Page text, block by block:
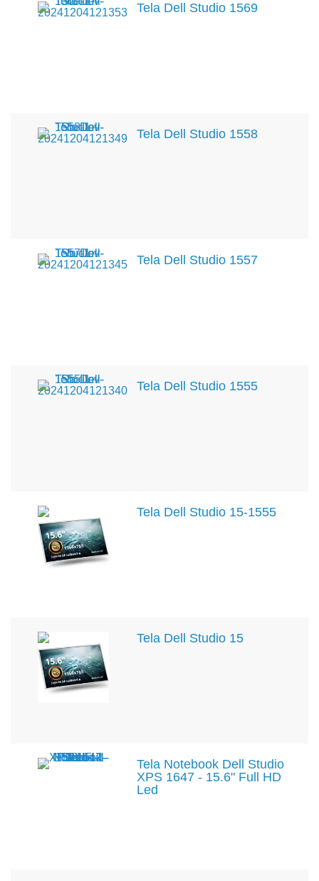
Tela Dell Studio 1569
Tela Dell Studio 1558
Tela Dell Studio 1557
Tela Dell Studio 1555
Tela Dell Studio 15-1555
Tela Dell Studio 15
Tela Notebook Dell Studio
XPS 1647 - 15.6" Full HD
Led